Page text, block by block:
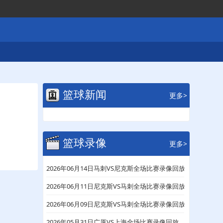
篮球新闻 更多>
篮球录像 更多>
2026年06月14日马刺VS尼克斯全场比赛录像回放
2026年06月11日尼克斯VS马刺全场比赛录像回放
2026年06月09日尼克斯VS马刺全场比赛录像回放